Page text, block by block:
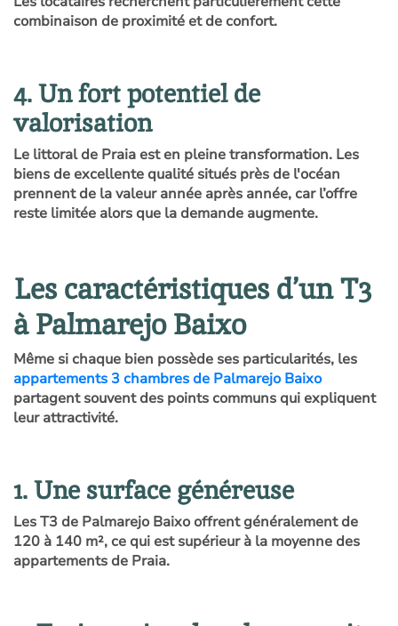
combinaison de proximité et de confort.
4. Un fort potentiel de
valorisation
Le littoral de Praia est en pleine transformation. Les
biens de excellente qualité situés près de l'océan
prennent de la valeur année après année, car l’offre
reste limitée alors que la demande augmente.
Les caractéristiques d’un T3
à Palmarejo Baixo
Même si chaque bien possède ses particularités, les
appartements 3 chambres de Palmarejo Baixo
partagent souvent des points communs qui expliquent
leur attractivité.
1. Une surface généreuse
Les T3 de Palmarejo Baixo offrent généralement de
120 à 140 m², ce qui est supérieur à la moyenne des
appartements de Praia.